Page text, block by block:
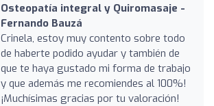
Osteopatía integral y Quiromasaje -
Fernando Bauzá
Crinela, estoy muy contento sobre todo
de haberte podido ayudar y también de
que te haya gustado mi forma de trabajo
y que además me recomiendes al 100%!
¡Muchísimas gracias por tu valoración!